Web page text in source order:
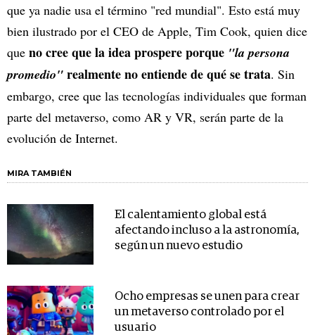
que ya nadie usa el término "red mundial". Esto está muy
bien ilustrado por el CEO de Apple, Tim Cook, quien dice
que no cree que la idea prospere porque "la persona
promedio" realmente no entiende de qué se trata. Sin
embargo, cree que las tecnologías individuales que forman
parte del metaverso, como AR y VR, serán parte de la
evolución de Internet.
MIRA TAMBIÉN
El calentamiento global está
afectando incluso a la astronomía,
según un nuevo estudio
Ocho empresas se unen para crear
un metaverso controlado por el
usuario